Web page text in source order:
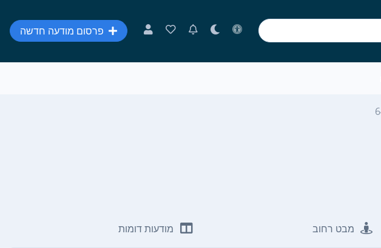
פרסום מודעה חדשה
מבט רחוב מודעות דומות